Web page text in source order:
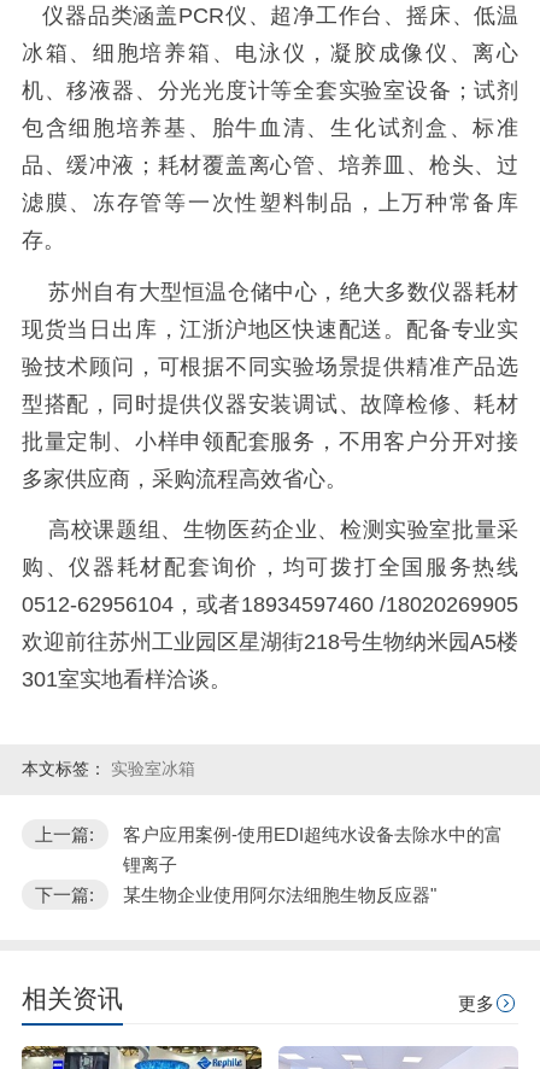
仪器品类涵盖PCR仪、超净工作台、摇床、低温
冰箱、细胞培养箱、电泳仪，凝胶成像仪、离心
机、移液器、分光光度计等全套实验室设备；试剂
包含细胞培养基、胎牛血清、生化试剂盒、标准
品、缓冲液；耗材覆盖离心管、培养皿、枪头、过
滤膜、冻存管等一次性塑料制品，上万种常备库
存。
苏州自有大型恒温仓储中心，绝大多数仪器耗材
现货当日出库，江浙沪地区快速配送。配备专业实
验技术顾问，可根据不同实验场景提供精准产品选
型搭配，同时提供仪器安装调试、故障检修、耗材
批量定制、小样申领配套服务，不用客户分开对接
多家供应商，采购流程高效省心。
高校课题组、生物医药企业、检测实验室批量采
购、仪器耗材配套询价，均可拨打全国服务热线
0512-62956104，或者18934597460 /18020269905
欢迎前往苏州工业园区星湖街218号生物纳米园A5楼
301室实地看样洽谈。
本文标签： 实验室冰箱
上一篇:
客户应用案例-使用EDI超纯水设备去除水中的富
锂离子
下一篇:
某生物企业使用阿尔法细胞生物反应器"
相关资讯 更多